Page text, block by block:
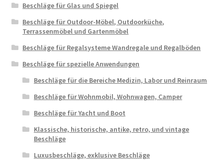
Beschläge für Glas und Spiegel
Beschläge für Outdoor-Möbel, Outdoorküche,
Terrassenmöbel und Gartenmöbel
Beschläge für Regalsysteme Wandregale und Regalböden
Beschläge für spezielle Anwendungen
Beschläge für die Bereiche Medizin, Labor und Reinraum
Beschläge für Wohnmobil, Wohnwagen, Camper
Beschläge für Yacht und Boot
Klassische, historische, antike, retro, und vintage
Beschläge
Luxusbeschläge, exklusive Beschläge